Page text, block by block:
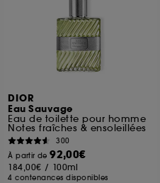
DIOR
Eau Sauvage
Eau de toilette pour homme
Notes fraîches & ensoleillées
300
À partir de92,00€
184,00€ / 100ml
4 contenances disponibles